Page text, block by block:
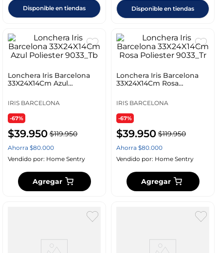
Disponible en tiendas Disponible en tiendas
Lonchera Iris Barcelona
33X24X14Cm Azul
IRIS BARCELONA
-67%
$39.950 $119.950
Ahorra $80.000
Vendido por: Home Sentry
Agregar
Lonchera Iris Barcelona
33X24X14Cm Rosa
IRIS BARCELONA
-67%
$39.950 $119.950
Ahorra $80.000
Vendido por: Home Sentry
Agregar